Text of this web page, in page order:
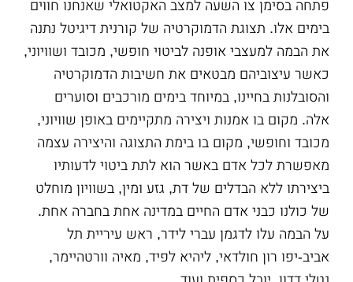
פתחה בסימן צו השעה למצב האקטואלי שאנחנו חווים
בימים אלו. תצוגת הדמוקרטיה של קורנית דיגיטל נתנה
את הבמה למעצבי אופנה לביטוי חופשי, מכובד ושוויוני,
כאשר עיצוביהם מבטאים את חשיבות הדמוקרטיה
והסובלנות בחיינו, במיוחד בימים מורכבים וסוערים
אלה. מקום בו אמנות ויצירה מתקיימים באופן שוויוני,
מכובד וחופשי, מקום בו בימת התצוגה והיצירה עצמה
מאפשרת לכל אדם באשר הוא לתת ביטוי לדעותיו
ביצירתו ללא הבדלים של דת, גזע ומין, בשוויון מוחלט
של כולנו כבני אדם החיים במדינה אחת בחברה אחת.
על הבמה עלו לדגמן עברי לידר, ראש עיריית תל
אביב-יפו רון חולדאי, ליהיא לפיד, מאיה וורטהיימר,